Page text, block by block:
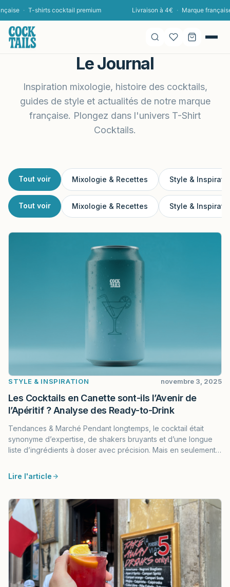
· T-shirts cocktail premium Livraison à 4€ · Marque française ·
Le Journal
Inspiration mixologie, histoire des cocktails,
guides de style et actualités de notre marque
française. Plongez dans l'univers T-Shirt
Cocktails.
Tout voir Mixologie & Recettes Style &
Tout voir Mixologie & Recettes Style &
STYLE & INSPIRATION novembre 3, 2025
Les Cocktails en Canette sont-ils l’Avenir de
l’Apéritif ? Analyse des Ready-to-Drink
Tendances & Marché Pendant longtemps, le cocktail était
synonyme d’expertise, de shakers bruyants et d’une longue
liste d’ingrédients à doser avec précision. Mais en seulement…
Lire l'article